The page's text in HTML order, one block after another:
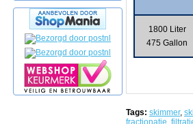
Plenum
verbindingen,
fenol
1800 Liter
475 Gallon
Tags: skimmer,
fractionatie